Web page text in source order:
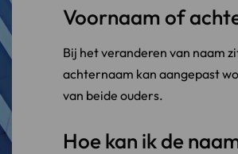
Voornaam of
Bij het veranderen van naam
achternaam kan aangepast
van beide ouders.
Hoe kan ik de